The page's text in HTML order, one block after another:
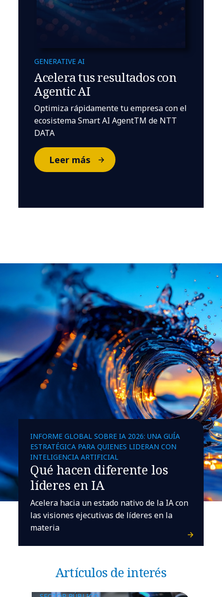
GENERATIVE AI
Acelera tus resultados con
Agentic AI
Optimiza rápidamente tu empresa con el
ecosistema Smart AI AgentTM de NTT
DATA
Leer más
INFORME GLOBAL SOBRE IA 2026: UNA GUÍA
ESTRATÉGICA PARA QUIENES LIDERAN CON
INTELIGENCIA ARTIFICIAL
Qué hacen diferente los
líderes en IA
Acelera hacia un estado nativo de la IA con
las visiones ejecutivas de líderes en la
materia
Artículos de interés